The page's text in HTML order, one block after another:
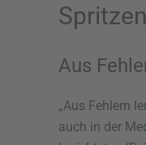
Aus
„Aus Fehlern
auch in der